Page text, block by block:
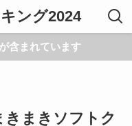
ング2024
含まれています
きまきソフトク